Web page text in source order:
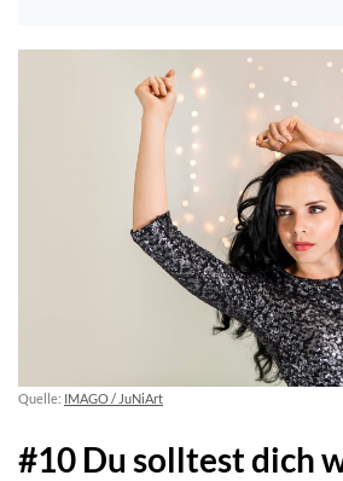
Quelle: IMAGO / JuNiArt
#10 Du solltest dich